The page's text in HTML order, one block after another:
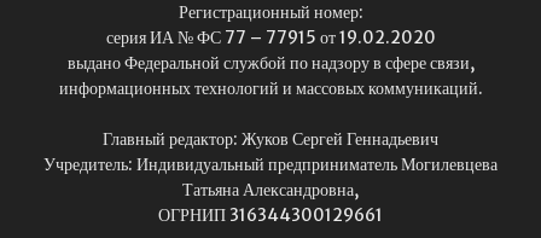
Регистрационный номер:
серия ИА № ФС 77 – 77915 от 19.02.2020
выдано Федеральной службой по надзору в сфере связи,
информационных технологий и массовых коммуникаций.
Главный редактор: Жуков Сергей Геннадьевич
Учредитель: Индивидуальный предприниматель Могилевцева
Татьяна Александровна,
ОГРНИП 316344300129661